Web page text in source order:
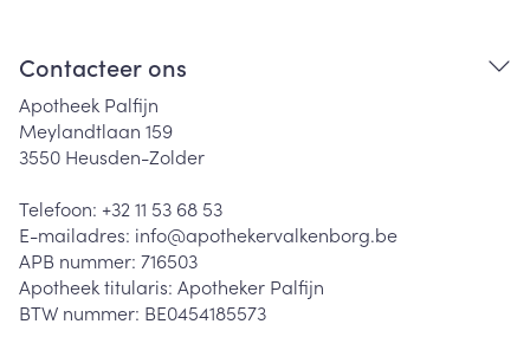
Contacteer ons
Apotheek Palfijn
Meylandtlaan 159
3550 Heusden-Zolder
Telefoon: +32 11 53 68 53
E-mailadres: info@apothekervalkenborg.be
APB nummer: 716503
Apotheek titularis: Apotheker Palfijn
BTW nummer: BE0454185573